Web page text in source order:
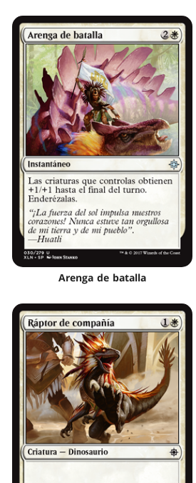
Arenga de batalla